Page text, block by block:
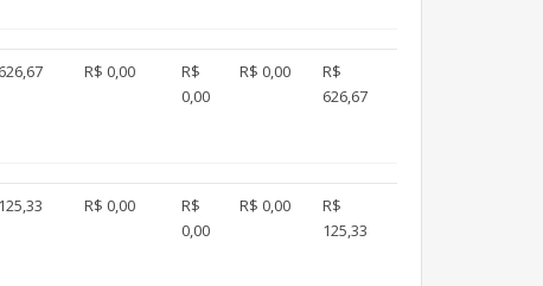
R$ 0,00
R$
0,00
R$ 0,00
R$
626,67
R$ 0,00
R$
0,00
R$ 0,00
R$
125,33